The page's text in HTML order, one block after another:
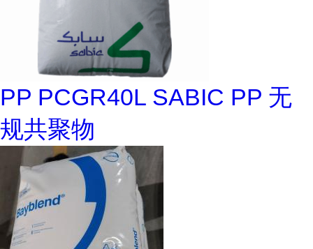
PP PCGR40L SABIC PP 无
规共聚物